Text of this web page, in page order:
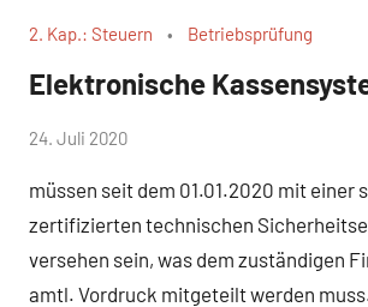
2. Kap.: Steuern Betriebsprüfung
Elektronische
von
Doll
24. Juli 2020
müssen seit dem 01.01.2020 mit einer
zertifizierten technischen
versehen sein, was dem zuständigen
amtl. Vordruck mitgeteilt werden